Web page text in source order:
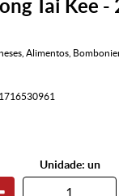
Tai Kee -
Alimentos
Unidade: un